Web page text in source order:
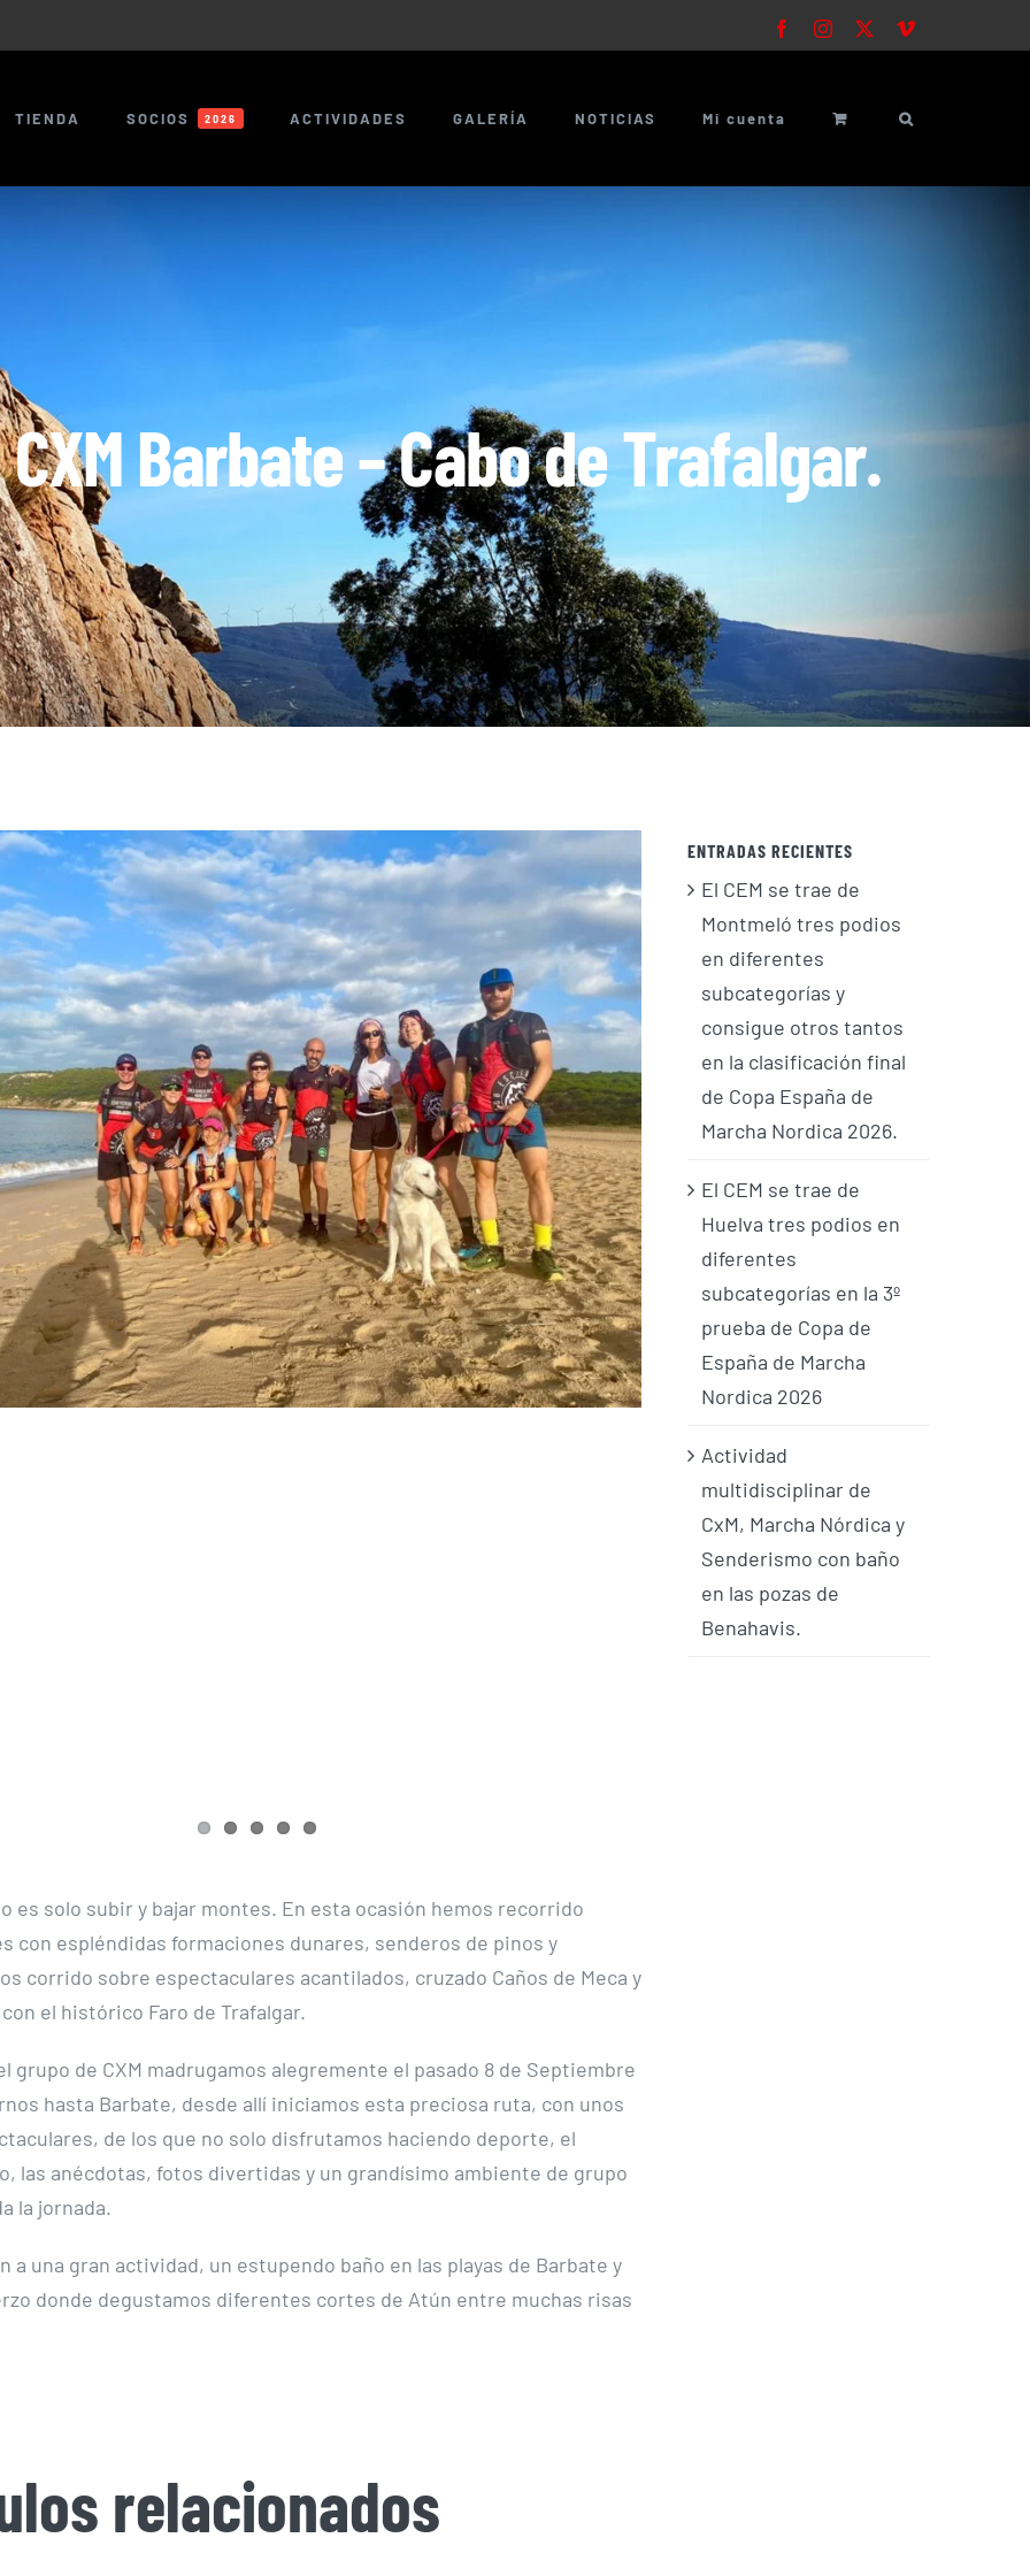
FacebookInstagram Vimeo
TIENDA SOCIOS 2026 ACTIVIDADES GALERÍA NOTICIAS Mi cuenta
Barbate – Cabo de Trafalgar.
es solo subir y bajar montes. En esta ocasión hemos recorrido
con espléndidas formaciones dunares, senderos de pinos y
corrido sobre espectaculares acantilados, cruzado Caños de Meca y
el histórico Faro de Trafalgar.
grupo de CXM madrugamos alegremente el pasado 8 de Septiembre
hasta Barbate, desde allí iniciamos esta preciosa ruta, con unos
de los que no solo disfrutamos haciendo deporte, el
las anécdotas, fotos divertidas y un grandísimo ambiente de grupo
la jornada.
a una gran actividad, un estupendo baño en las playas de Barbate y
donde degustamos diferentes cortes de Atún entre muchas risas
relacionados
ENTRADAS RECIENTES
El CEM se trae de
Montmeló tres podios
en diferentes
subcategorías y
consigue otros tantos
en la clasificación final
de Copa España de
Marcha Nordica 2026.
El CEM se trae de
Huelva tres podios en
diferentes
subcategorías en la 3º
prueba de Copa de
España de Marcha
Nordica 2026
Actividad
multidisciplinar de
CxM, Marcha Nórdica y
Senderismo con baño
en las pozas de
Benahavis.